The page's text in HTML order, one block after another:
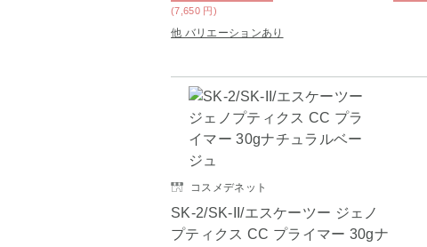
(7,650 円)
他 バリエーションあり
コスメデネット
SK-2/SK-II/エスケーツー ジェノ
プティクス CC プライマー 30gナ